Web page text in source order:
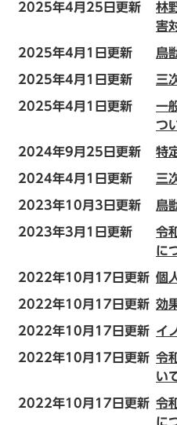
2025年4月25日更新
林
害
2025年4月1日更新 鳥
2025年4月1日更新 三
2025年4月1日更新
一
つ
2024年9月25日更新 特
2024年4月1日更新 三
2023年10月3日更新 鳥
2023年3月1日更新
令
に
2022年10月17日更新 個
2022年10月17日更新 効
2022年10月17日更新 イ
2022年10月17日更新 令
い
2022年10月17日更新 令
に